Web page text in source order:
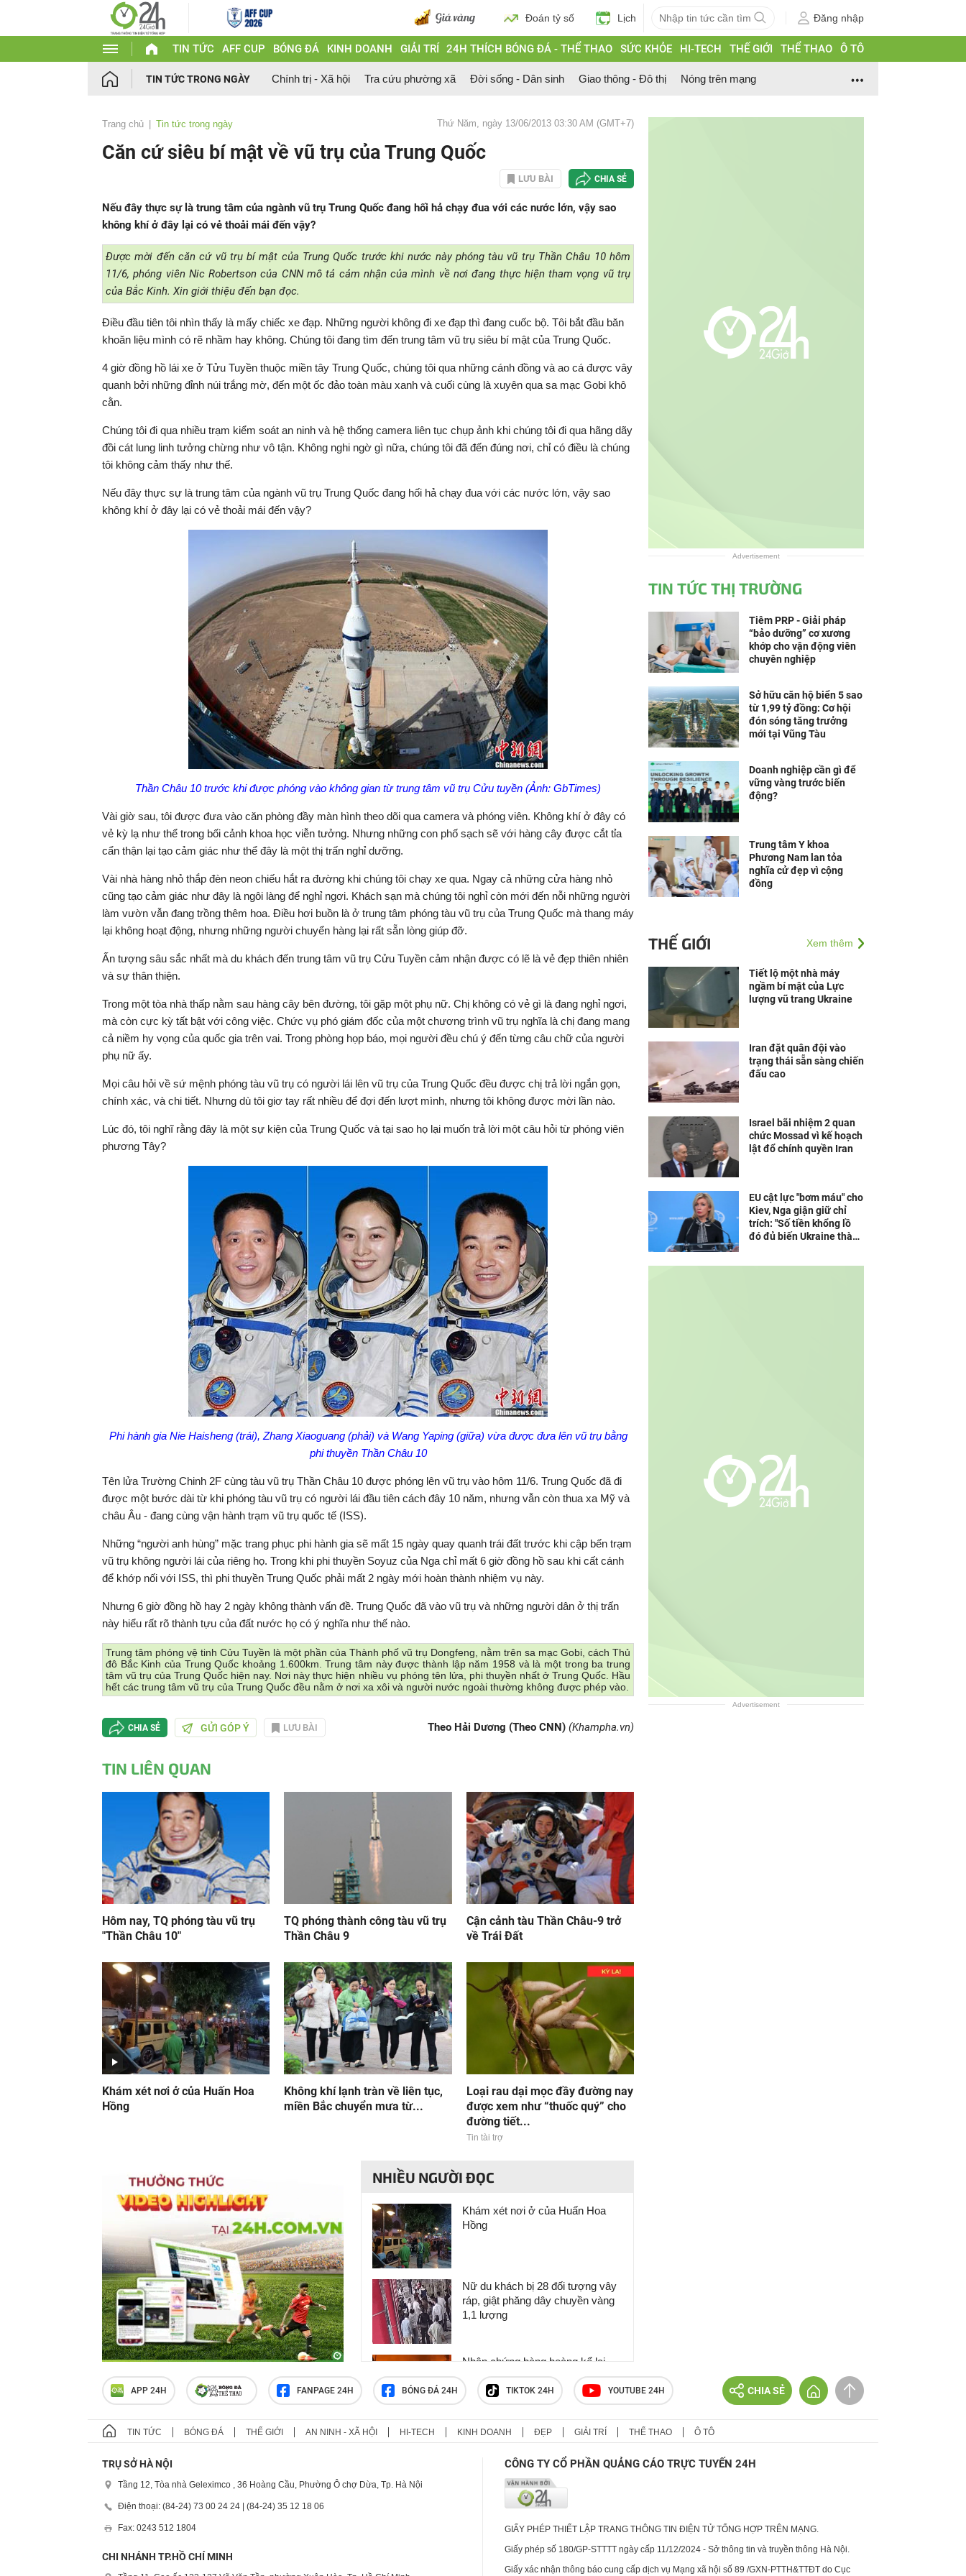
Đoán tỷ số Lịch Đăng nhập
TIN TỨC AFF CUP BÓNG ĐÁ KINH DOANH GIẢI TRÍ 24H THÍCH BÓNG ĐÁ - THỂ THAO SỨC KHỎE HI-TECH THẾ GIỚI THỂ THAO Ô TÔ
TIN TỨC TRONG NGÀY Chính trị - Xã hội Tra cứu phường xã Đời sống - Dân sinh Giao thông - Đô thị Nóng trên mạng
Trang chủ Tin tức trong ngày Thứ Năm, ngày 13/06/2013 03:30 AM (GMT+7)
Căn cứ siêu bí mật về vũ trụ của Trung Quốc
LƯU BÀI CHIA SẺ
Nếu đây thực sự là trung tâm của ngành vũ trụ Trung Quốc đang hối hả chạy đua với các nước lớn, vậy sao
không khí ở đây lại có vẻ thoải mái đến vậy?
Được mời đến căn cứ vũ trụ bí mật của Trung Quốc trước khi nước này phóng tàu vũ trụ Thần Châu 10 hôm
11/6, phóng viên Nic Robertson của CNN mô tả cảm nhận của mình về nơi đang thực hiện tham vọng vũ trụ
của Bắc Kinh. Xin giới thiệu đến bạn đọc.
Điều đầu tiên tôi nhìn thấy là mấy chiếc xe đạp. Những người không đi xe đạp thì đang cuốc bộ. Tôi bắt đầu băn
khoăn liệu mình có rẽ nhầm hay không. Chúng tôi đang tìm đến trung tâm vũ trụ siêu bí mật của Trung Quốc.
4 giờ đồng hồ lái xe ở Tửu Tuyền thuộc miền tây Trung Quốc, chúng tôi qua những cánh đồng và ao cá được vây
quanh bởi những đỉnh núi trắng mờ, đến một ốc đảo toàn màu xanh và cuối cùng là xuyên qua sa mạc Gobi khô
cằn.
Chúng tôi đi qua nhiều trạm kiểm soát an ninh và hệ thống camera liên tục chụp ảnh khi chúng tôi đi qua hãng dãy
đồi cát lung linh tưởng chừng như vô tận. Không nghi ngờ gì nữa, chúng tôi đã đến đúng nơi, chỉ có điều là chúng
tôi không cảm thấy như thế.
Nếu đây thực sự là trung tâm của ngành vũ trụ Trung Quốc đang hối hả chạy đua với các nước lớn, vậy sao
không khí ở đây lại có vẻ thoải mái đến vậy?
Thần Châu 10 trước khi được phóng vào không gian từ trung tâm vũ trụ Cửu tuyền (Ảnh: GbTimes)
Vài giờ sau, tôi được đưa vào căn phòng đầy màn hình theo dõi qua camera và phóng viên. Không khí ở đây có
vẻ kỳ lạ như thể trong bối cảnh khoa học viễn tưởng. Nhưng những con phố sạch sẽ với hàng cây được cắt tỉa
cẩn thận lại tạo cảm giác như thể đây là một thị trấn nghỉ dưỡng.
Vài nhà hàng nhỏ thắp đèn neon chiếu hắt ra đường khi chúng tôi chạy xe qua. Ngay cả những cửa hàng nhỏ
cũng tạo cảm giác như đây là ngôi làng để nghỉ ngơi. Khách sạn mà chúng tôi nghỉ còn mới đến nỗi những người
làm vườn vẫn đang trồng thêm hoa. Điều hơi buồn là ở trung tâm phóng tàu vũ trụ của Trung Quốc mà thang máy
lại không hoạt động, nhưng những người chuyển hàng lại rất sẵn lòng giúp đỡ.
Ấn tượng sâu sắc nhất mà du khách đến trung tâm vũ trụ Cửu Tuyền cảm nhận được có lẽ là vẻ đẹp thiên nhiên
và sự thân thiện.
Trong một tòa nhà thấp nằm sau hàng cây bên đường, tôi gặp một phụ nữ. Chị không có vẻ gì là đang nghỉ ngơi,
mà còn cực kỳ tất bật với công việc. Chức vụ phó giám đốc của một chương trình vũ trụ nghĩa là chị đang mang
cả niềm hy vọng của quốc gia trên vai. Trong phòng họp báo, mọi người đều chú ý đến từng câu chữ của người
phụ nữ ấy.
Mọi câu hỏi về sứ mệnh phóng tàu vũ trụ có người lái lên vũ trụ của Trung Quốc đều được chị trả lời ngắn gọn,
chính xác, và chi tiết. Nhưng dù tôi giơ tay rất nhiều để đợi đến lượt mình, nhưng tôi không được mời lần nào.
Lúc đó, tôi nghĩ rằng đây là một sự kiện của Trung Quốc và tại sao họ lại muốn trả lời một câu hỏi từ phóng viên
phương Tây?
Phi hành gia Nie Haisheng (trái), Zhang Xiaoguang (phải) và Wang Yaping (giữa) vừa được đưa lên vũ trụ bằng
phi thuyền Thần Châu 10
Tên lửa Trường Chinh 2F cùng tàu vũ trụ Thần Châu 10 được phóng lên vũ trụ vào hôm 11/6. Trung Quốc đã đi
được một bước dài từ khi phóng tàu vũ trụ có người lái đầu tiên cách đây 10 năm, nhưng vẫn còn thua xa Mỹ và
châu Âu - đang cùng vận hành trạm vũ trụ quốc tế (ISS).
Những “người anh hùng” mặc trang phục phi hành gia sẽ mất 15 ngày quay quanh trái đất trước khi cập bến trạm
vũ trụ không người lái của riêng họ. Trong khi phi thuyền Soyuz của Nga chỉ mất 6 giờ đồng hồ sau khi cất cánh
để khớp nối với ISS, thì phi thuyền Trung Quốc phải mất 2 ngày mới hoàn thành nhiệm vụ này.
Nhưng 6 giờ đồng hồ hay 2 ngày không thành vấn đề. Trung Quốc đã vào vũ trụ và những người dân ở thị trấn
này hiểu rất rõ thành tựu của đất nước họ có ý nghĩa như thế nào.
Trung tâm phóng vệ tinh Cửu Tuyền là một phần của Thành phố vũ trụ Dongfeng, nằm trên sa mạc Gobi, cách Thủ
đô Bắc Kinh của Trung Quốc khoảng 1.600km. Trung tâm này được thành lập năm 1958 và là một trong ba trung
tâm vũ trụ của Trung Quốc hiện nay. Nơi này thực hiện nhiều vụ phóng tên lửa, phi thuyền nhất ở Trung Quốc. Hầu
hết các trung tâm vũ trụ của Trung Quốc đều nằm ở nơi xa xôi và người nước ngoài thường không được phép vào.
CHIA SẺ GỬI GÓP Ý LƯU BÀI Theo Hải Dương (Theo CNN) (Khampha.vn)
TIN LIÊN QUAN
Hôm nay, TQ phóng tàu vũ trụ
"Thần Châu 10"
TQ phóng thành công tàu vũ trụ
Thần Châu 9
Cận cảnh tàu Thần Châu-9 trở
về Trái Đất
Khám xét nơi ở của Huấn Hoa
Hồng
Không khí lạnh tràn về liên tục,
miền Bắc chuyển mưa từ...
Loại rau dại mọc đầy đường nay
được xem như “thuốc quý” cho
đường tiết...
Tin tài trợ
NHIỀU NGƯỜI ĐỌC
Khám xét nơi ở của Huấn Hoa
Hồng
Nữ du khách bị 28 đối tượng vây
ráp, giật phăng dây chuyền vàng
1,1 lượng
Nhân chứng bàng hoàng kể lại
khoảnh khắc chợ Biên Hòa bốc
cháy
Huấn Hoa Hồng sở hữu hệ sinh
khiến nhiều người choáng ngợp
Advertisement
TIN TỨC THỊ TRƯỜNG
Tiêm PRP - Giải pháp
“bảo dưỡng” cơ xương
khớp cho vận động viên
chuyên nghiệp
Sở hữu căn hộ biển 5 sao
từ 1,99 tỷ đồng: Cơ hội
đón sóng tăng trưởng
mới tại Vũng Tàu
Doanh nghiệp cần gì để
vững vàng trước biến
động?
Trung tâm Y khoa
Phương Nam lan tỏa
nghĩa cử đẹp vì cộng
đồng
THẾ GIỚI Xem thêm
Tiết lộ một nhà máy
ngầm bí mật của Lực
lượng vũ trang Ukraine
Iran đặt quân đội vào
trạng thái sẵn sàng chiến
đấu cao
Israel bãi nhiệm 2 quan
chức Mossad vì kế hoạch
lật đổ chính quyền Iran
EU cật lực "bơm máu" cho
Kiev, Nga giận giữ chỉ
trích: "Số tiền khổng lồ
đó đủ biến Ukraine thành
Advertisement
APP 24H FANPAGE 24H BÓNG ĐÁ 24H TIKTOK 24H YOUTUBE 24H CHIA SẺ
TIN TỨC BÓNG ĐÁ THẾ GIỚI AN NINH - XÃ HỘI HI-TECH KINH DOANH ĐẸP GIẢI TRÍ THỂ THAO Ô TÔ
TRỤ SỞ HÀ NỘI
Tầng 12, Tòa nhà Geleximco , 36 Hoàng Cầu, Phường Ô chợ Dừa, Tp. Hà Nội
Điện thoại: (84-24) 73 00 24 24 | (84-24) 35 12 18 06
Fax: 0243 512 1804
CHI NHÁNH TP.HỒ CHÍ MINH
CÔNG TY CỔ PHẦN QUẢNG CÁO TRỰC TUYẾN 24H
GIẤY PHÉP THIẾT LẬP TRANG THÔNG TIN ĐIỆN TỬ TỔNG HỢP TRÊN MẠNG.
Giấy phép số 180/GP-STTTT ngày cấp 11/12/2024 - Sở thông tin và truyền thông Hà Nội.
Giấy xác nhận thông báo cung cấp dịch vụ Mạng xã hội số 89 /GXN-PTTH&TTĐT do Cục